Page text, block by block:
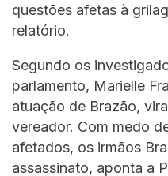
questões afetas à
relatório.
Segundo os
parlamento, Marielle
atuação de Brazão,
vereador. Com medo
afetados, os irmãos
assassinato, aponta a